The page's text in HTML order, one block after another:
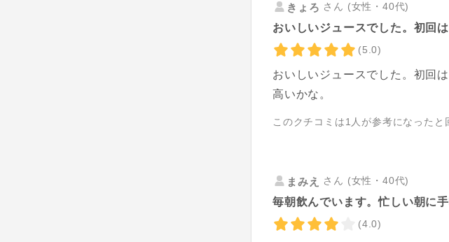
きょろ さん (女性・40代)
おいしいジュースでした。初回
(5.0)
おいしいジュースでした。初回
高いかな。
このクチコミは1 人が参考になったと
まみえ さん (女性・40代)
毎朝飲んでいます。忙しい朝に
(4.0)